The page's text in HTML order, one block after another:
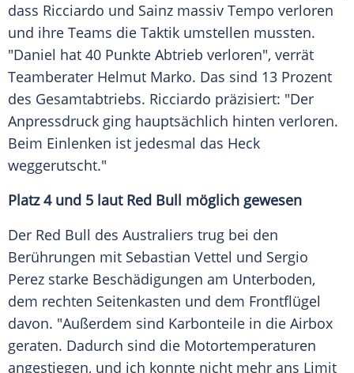
dass Ricciardo und Sainz massiv Tempo verloren
und ihre Teams die Taktik umstellen mussten.
"Daniel hat 40 Punkte Abtrieb verloren", verrät
Teamberater Helmut Marko. Das sind 13 Prozent
des Gesamtabtriebs. Ricciardo präzisiert: "Der
Anpressdruck ging hauptsächlich hinten verloren.
Beim Einlenken ist jedesmal das Heck
weggerutscht."
Platz 4 und 5 laut Red Bull möglich gewesen
Der Red Bull des Australiers trug bei den
Berührungen mit Sebastian Vettel und Sergio
Perez starke Beschädigungen am Unterboden,
dem rechten Seitenkasten und dem Frontflügel
davon. "Außerdem sind Karbonteile in die Airbox
geraten. Dadurch sind die Motortemperaturen
angestiegen, und ich konnte nicht mehr ans Limit